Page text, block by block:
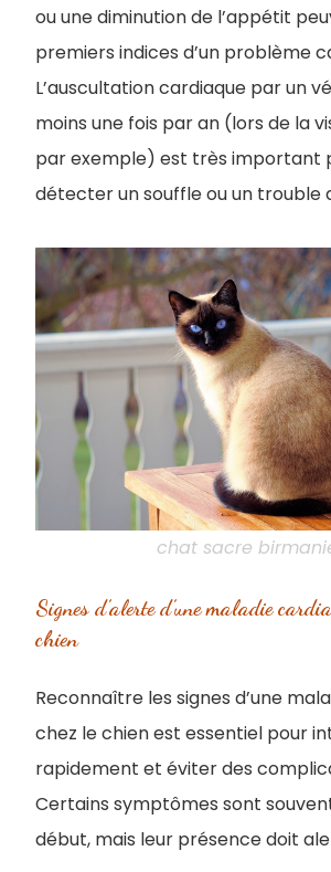
ou une diminution de l’appétit
premiers indices d’un problème
L’auscultation cardiaque par un
moins une fois par an (lors de la
par exemple) est très important
détecter un souffle ou un trouble
chat sacre
Signes d’alerte d’une maladie
chien
Reconnaître les signes d’une
chez le chien est essentiel pour
rapidement et éviter des
Certains symptômes sont
début, mais leur présence doit